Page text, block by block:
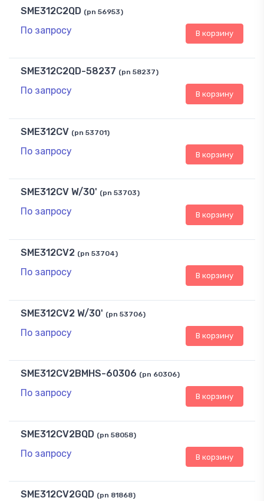
SME312C2QD (pn 56953)
По запросу В корзину
SME312C2QD-58237 (pn 58237)
По запросу В корзину
SME312CV (pn 53701)
По запросу В корзину
SME312CV W/30' (pn 53703)
По запросу В корзину
SME312CV2 (pn 53704)
По запросу В корзину
SME312CV2 W/30' (pn 53706)
По запросу В корзину
SME312CV2BMHS-60306 (pn 60306)
По запросу В корзину
SME312CV2BQD (pn 58058)
По запросу В корзину
SME312CV2GQD (pn 81868)